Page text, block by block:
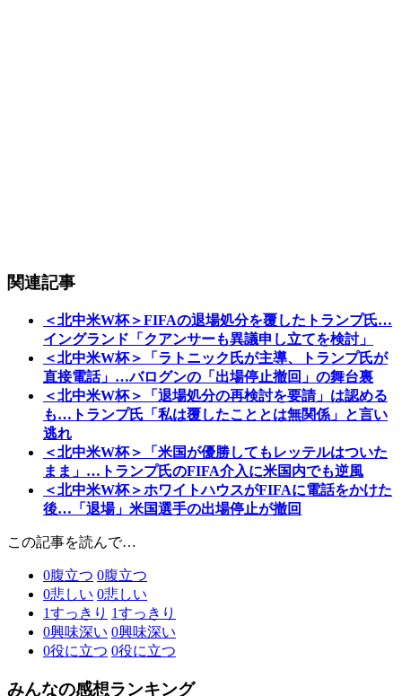
関連記事
＜北中米W杯＞FIFAの退場処分を覆したトランプ氏…
イングランド「クアンサーも異議申し立てを検討」
＜北中米W杯＞「ラトニック氏が主導、トランプ氏が
直接電話」…バログンの「出場停止撤回」の舞台裏
＜北中米W杯＞「退場処分の再検討を要請」は認める
も…トランプ氏「私は覆したこととは無関係」と言い
逃れ
＜北中米W杯＞「米国が優勝してもレッテルはついた
まま」…トランプ氏のFIFA介入に米国内でも逆風
＜北中米W杯＞ホワイトハウスがFIFAに電話をかけた
後…「退場」米国選手の出場停止が撤回
この記事を読んで…
0腹立つ 0腹立つ
0悲しい 0悲しい
1すっきり 1すっきり
0興味深い 0興味深い
0役に立つ 0役に立つ
みんなの感想ランキング